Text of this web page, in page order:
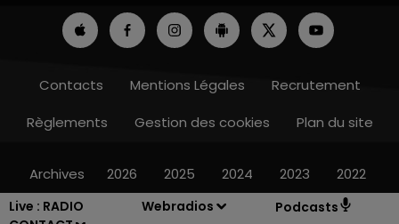
Live : RADIO
Webradios Podcasts
Contacts Mentions Légales
Recrutement
Règlements
Gestion des cookies Plan du site
Archives 2026 2025 2024 2023 2022